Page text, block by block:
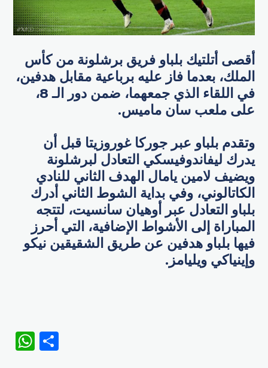
أقصى أتلتيك بلباو فريق برشلونة من كأس
الملك، بعدما فاز عليه برباعية مقابل هدفين،
في اللقاء الذي جمعهما، ضمن دور الـ 8،
على ملعب سان ماميس.
وتقدم بلباو عبر جوركا غوروزيتا قبل أن
يدرك ليفاندوفيسكي التعادل لبرشلونة
ويضيف لامين يامال الهدف الثاني للنادي
الكاتالوني، وفي بداية الشوط الثاني أدرك
بلباو التعادل عبر أوهيان سانسيت، لتتجه
المباراة إلى الأشواط الإضافية، التي أحرز
فيها بلباو هدفين عن طريق الشقيقين نيكو
وإينياكي ويليامز.
WhatsApp